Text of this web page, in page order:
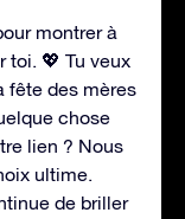
montrer à
toi. 💖 Tu veux
fête des mères
chose
lien ? Nous
ultime.
de briller